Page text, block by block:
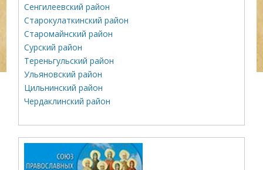
Сенгилеевский район
Старокулаткинский район
Старомайнский район
Сурский район
Тереньгульский район
Ульяновский район
Цильнинский район
Чердаклинский район